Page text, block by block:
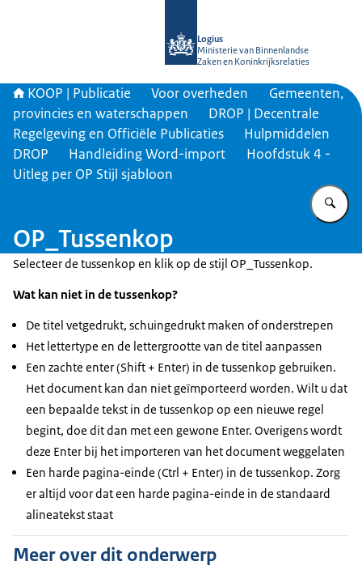
Logius
Ministerie van Binnenlandse
Zaken en Koninkrijksrelaties
KOOP | Publicatie Voor overheden
Gemeenten,
provincies en waterschappen
DROP | Decentrale
Regelgeving en Officiële Publicaties
Hulpmiddelen
DROP
Handleiding Word-import
Hoofdstuk 4 -
Uitleg per OP Stijl sjabloon
OP_Tussenkop
Selecteer de tussenkop en klik op de stijl OP_Tussenkop.
Wat kan niet in de tussenkop?
De titel vetgedrukt, schuingedrukt maken of onderstrepen
Het lettertype en de lettergrootte van de titel aanpassen
Een zachte enter (Shift + Enter) in de tussenkop gebruiken.
Het document kan dan niet geïmporteerd worden. Wilt u dat
een bepaalde tekst in de tussenkop op een nieuwe regel
begint, doe dit dan met een gewone Enter. Overigens wordt
deze Enter bij het importeren van het document weggelaten
Een harde pagina-einde (Ctrl + Enter) in de tussenkop. Zorg
er altijd voor dat een harde pagina-einde in de standaard
alineatekst staat
Meer over dit onderwerp